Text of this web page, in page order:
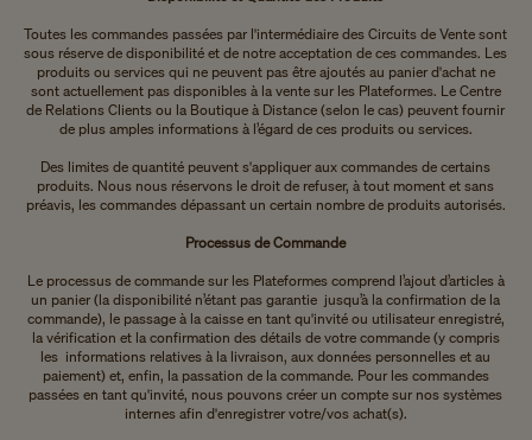
Toutes les commandes passées par l'intermédiaire des Circuits de Vente sont
sous réserve de disponibilité et de notre acceptation de ces commandes. Les
produits ou services qui ne peuvent pas être ajoutés au panier d'achat ne
sont actuellement pas disponibles à la vente sur les Plateformes. Le Centre
de Relations Clients ou la Boutique à Distance (selon le cas) peuvent fournir
de plus amples informations à l’égard de ces produits ou services.
Des limites de quantité peuvent s'appliquer aux commandes de certains
produits. Nous nous réservons le droit de refuser, à tout moment et sans
préavis, les commandes dépassant un certain nombre de produits autorisés.
Processus de Commande
Le processus de commande sur les Plateformes comprend l’ajout d’articles à
un panier (la disponibilité n’étant pas garantie jusqu’à la confirmation de la
commande), le passage à la caisse en tant qu'invité ou utilisateur enregistré,
la vérification et la confirmation des détails de votre commande (y compris
les informations relatives à la livraison, aux données personnelles et au
paiement) et, enfin, la passation de la commande. Pour les commandes
passées en tant qu'invité, nous pouvons créer un compte sur nos systèmes
internes afin d'enregistrer votre/vos achat(s).